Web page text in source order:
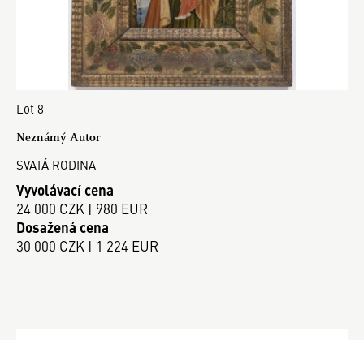
Lot 8
Neznámý Autor
SVATÁ RODINA
Vyvolávací cena
24 000 CZK | 980 EUR
Dosažená cena
30 000 CZK | 1 224 EUR